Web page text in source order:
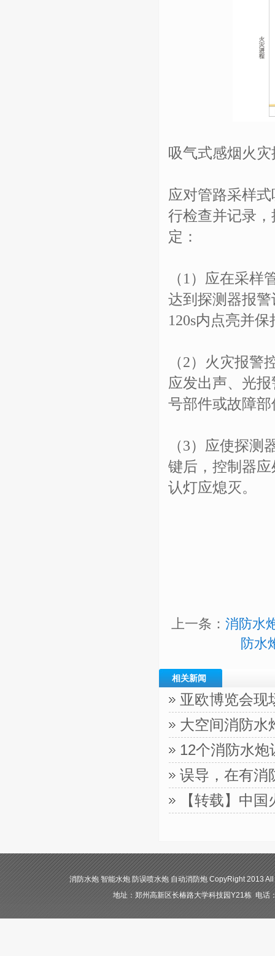
吸气式感烟火
应对管路采样
行检查并记录
定：
（1）应在采
达到探测器报
120s内点亮并保
（2）火灾报
应发出声、光
号部件或故障
（3）应使探
键后，控制器
认灯应熄灭。
上一条： 消防水
防水
相关新闻
亚欧博览会现
大空间消防水
12个消防水
误导，在有消
【转载】中
消防水炮 智能水炮 防误喷水炮 自动消防炮 CopyRight 2013
地址：郑州高新区长椿路大学科技园Y21栋 电